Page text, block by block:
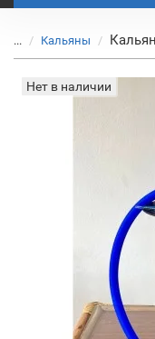
... Кальяны
Нет в наличии